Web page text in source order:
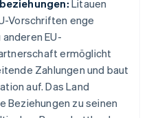
Litauen
Vorschriften enge
EU-
ermöglicht
Zahlungen und baut
auf. Das Land
Beziehungen zu seinen